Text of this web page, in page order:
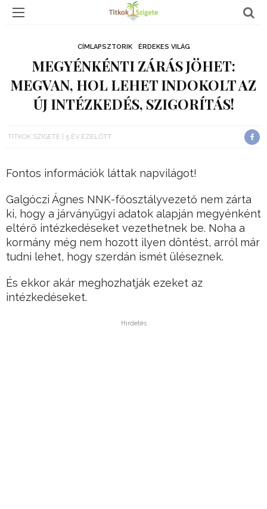
CÍMLAPSZTORIK ÉRDEKES VILÁG
MEGYÉNKÉNTI ZÁRÁS JÖHET:
MEGVAN, HOL LEHET INDOKOLT AZ
ÚJ INTÉZKEDÉS, SZIGORÍTÁS!
TITKOK SZIGETE 5 ÉV EZELŐTT
Fontos információk láttak napvilágot!
Galgóczi Ágnes NNK-főosztályvezető nem zárta
ki, hogy a járványügyi adatok alapján megyénként
eltérő intézkedéseket vezethetnek be. Noha a
kormány még nem hozott ilyen döntést, arról már
tudni lehet, hogy szerdán ismét üléseznek.
És ekkor akár meghozhatják ezeket az
intézkedéseket.
Hirdetés